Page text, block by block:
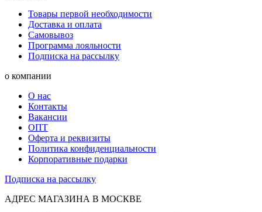
Товары первой необходимости
Доставка и оплата
Самовывоз
Программа лояльности
Подписка на рассылку
о компании
О нас
Контакты
Вакансии
ОПТ
Оферта и реквизиты
Политика конфиденциальности
Корпоративные подарки
Подписка на рассылку
АДРЕС МАГАЗИНА В МОСКВЕ